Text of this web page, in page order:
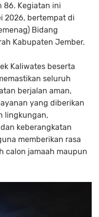
86. Kegiatan ini
2026, bertempat di
Bidang
Kabupaten Jember.
Kaliwates beserta
seluruh
berjalan aman,
yang diberikan
lingkungan,
keberangkatan
memberikan rasa
calon jamaah maupun